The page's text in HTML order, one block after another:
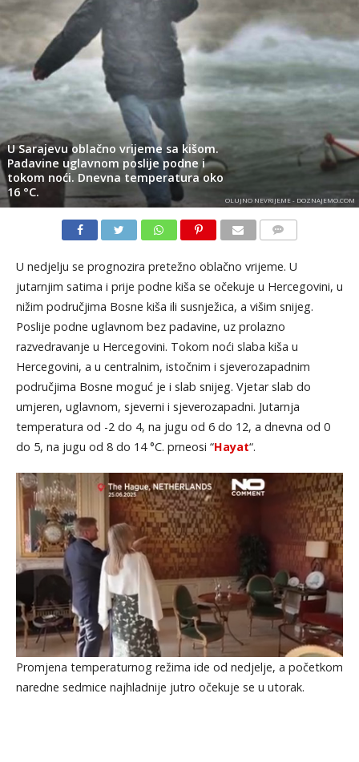
U Sarajevu oblačno vrijeme sa kišom.
Padavine uglavnom poslije podne i
tokom noći. Dnevna temperatura oko
16 °C.
OLUJNO NEVRIJEME - DOZNAJEMO.COM
U nedjelju se prognozira pretežno oblačno vrijeme. U
jutarnjim satima i prije podne kiša se očekuje u Hercegovini, u
nižim područjima Bosne kiša ili susnježica, a višim snijeg.
Poslije podne uglavnom bez padavine, uz prolazno
razvedravanje u Hercegovini. Tokom noći slaba kiša u
Hercegovini, a u centralnim, istočnim i sjeverozapadnim
područjima Bosne moguć je i slab snijeg. Vjetar slab do
umjeren, uglavnom, sjeverni i sjeverozapadni. Jutarnja
temperatura od -2 do 4, na jugu od 6 do 12, a dnevna od 0
do 5, na jugu od 8 do 14 °C. prneosi “Hayat“.
Promjena temperaturnog režima ide od nedjelje, a početkom
naredne sedmice najhladnije jutro očekuje se u utorak.